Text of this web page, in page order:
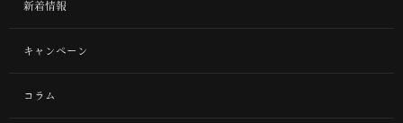
新着情報
キャンペーン
コラム